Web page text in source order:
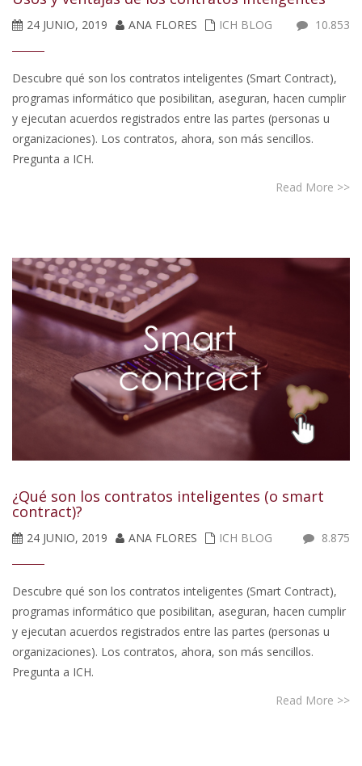
24 JUNIO, 2019 ANA FLORES ICH BLOG 10.853
Descubre qué son los contratos inteligentes (Smart Contract),
programas informático que posibilitan, aseguran, hacen cumplir
y ejecutan acuerdos registrados entre las partes (personas u
organizaciones). Los contratos, ahora, son más sencillos.
Pregunta a ICH.
Read More >>
¿Qué son los contratos inteligentes (o smart
contract)?
24 JUNIO, 2019 ANA FLORES ICH BLOG 8.875
Descubre qué son los contratos inteligentes (Smart Contract),
programas informático que posibilitan, aseguran, hacen cumplir
y ejecutan acuerdos registrados entre las partes (personas u
organizaciones). Los contratos, ahora, son más sencillos.
Pregunta a ICH.
Read More >>